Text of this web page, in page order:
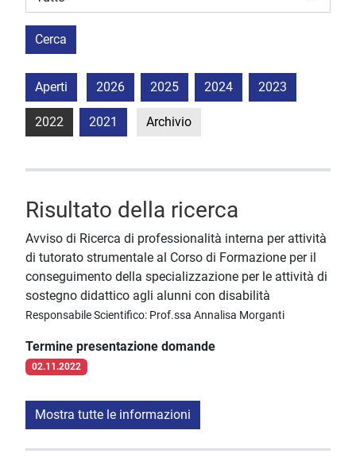
Cerca
Aperti 2026 2025 2024 2023
2022 2021 Archivio
Risultato della ricerca
Avviso di Ricerca di professionalità interna per attività
di tutorato strumentale al Corso di Formazione per il
conseguimento della specializzazione per le attività di
sostegno didattico agli alunni con disabilità
Responsabile Scientifico: Prof.ssa Annalisa Morganti
Termine presentazione domande
02.11.2022
Mostra tutte le informazioni